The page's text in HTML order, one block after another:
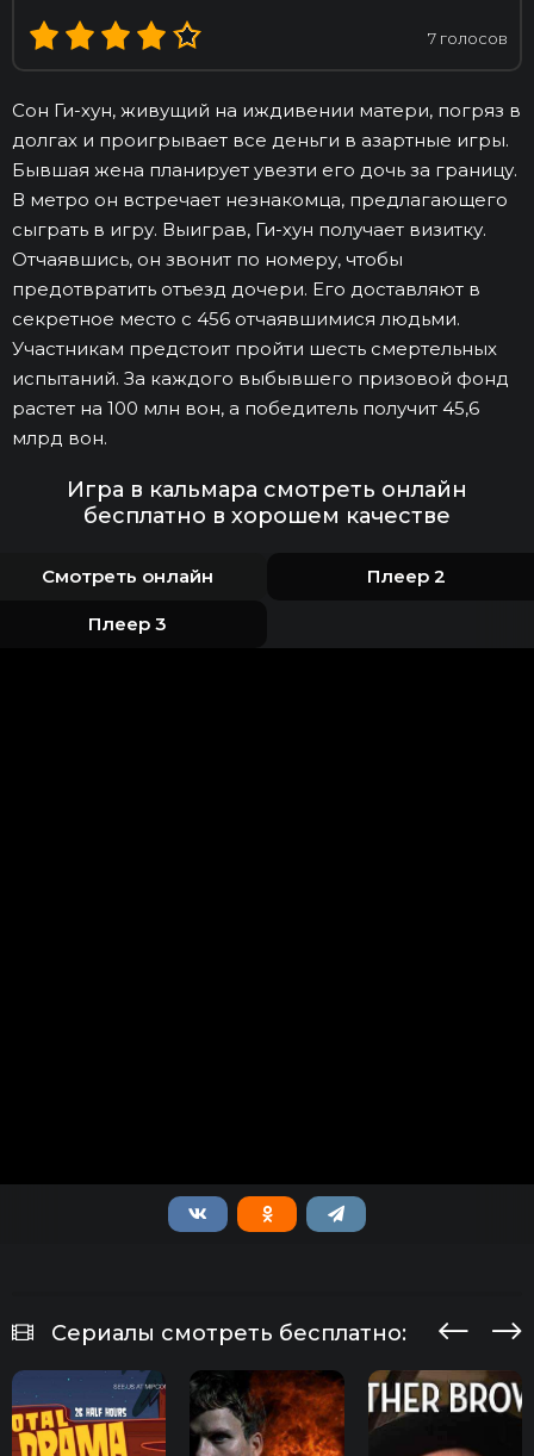
7 голосов
Сон Ги-хун, живущий на иждивении матери, погряз в
долгах и проигрывает все деньги в азартные игры.
Бывшая жена планирует увезти его дочь за границу.
В метро он встречает незнакомца, предлагающего
сыграть в игру. Выиграв, Ги-хун получает визитку.
Отчаявшись, он звонит по номеру, чтобы
предотвратить отъезд дочери. Его доставляют в
секретное место с 456 отчаявшимися людьми.
Участникам предстоит пройти шесть смертельных
испытаний. За каждого выбывшего призовой фонд
растет на 100 млн вон, а победитель получит 45,6
млрд вон.
Игра в кальмара смотреть онлайн
бесплатно в хорошем качестве
Смотреть онлайн Плеер 2
Плеер 3
Сериалы смотреть бесплатно: